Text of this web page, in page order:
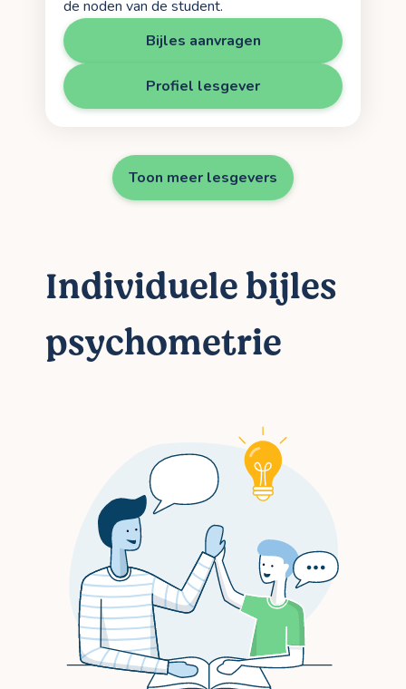
de noden van de student.
Bijles aanvragen
Profiel lesgever
Toon meer lesgevers
Individuele bijles
psychometrie